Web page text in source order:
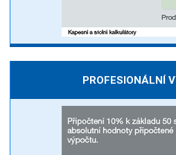
PROFESIONÁLNÍ